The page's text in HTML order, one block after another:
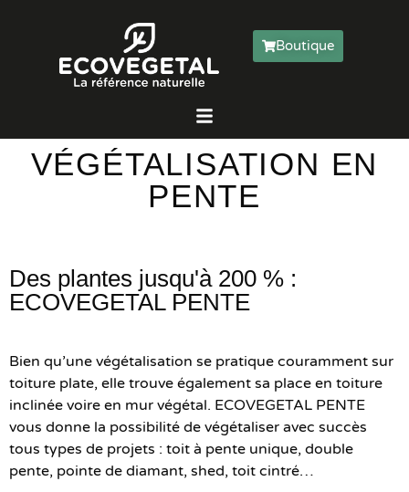
Boutique
VÉGÉTALISATION EN
PENTE
Des plantes jusqu'à 200 % :
ECOVEGETAL PENTE
Bien qu’une végétalisation se pratique couramment sur
toiture plate, elle trouve également sa place en toiture
inclinée voire en mur végétal. ECOVEGETAL PENTE
vous donne la possibilité de végétaliser avec succès
tous types de projets : toit à pente unique, double
pente, pointe de diamant, shed, toit cintré…